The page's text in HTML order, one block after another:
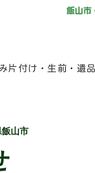
飯山市
片付け・生前・遺
山市